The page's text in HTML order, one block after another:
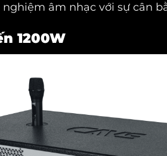
âm nhạc với sự cân
1200W